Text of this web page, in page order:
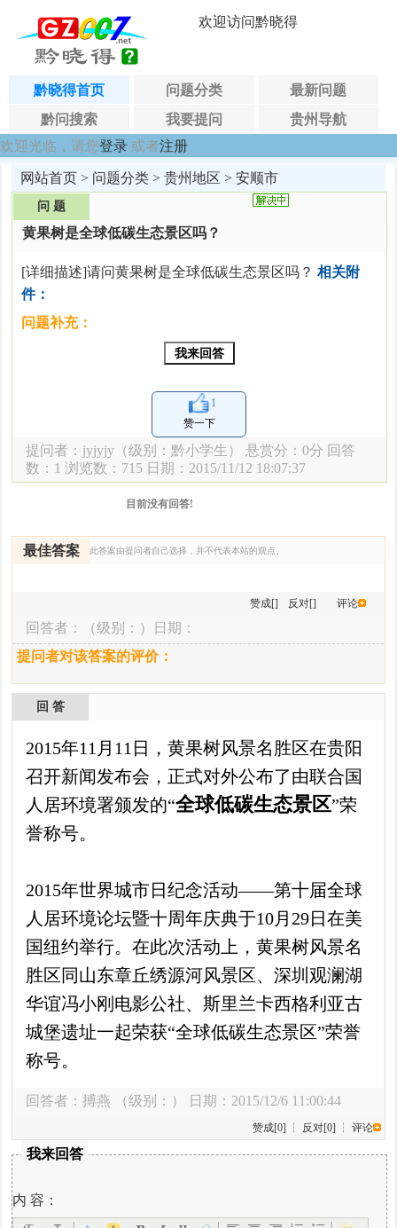
欢迎访问黔晓得
黔晓得首页 问题分类
最新问题
黔问搜索
我要提问
贵州导航
欢迎光临，请您登录 或者注册
网站首页 > 问题分类 >贵州地区 >安顺市
问 题
黄果树是全球低碳生态景区吗？
[详细描述]请问黄果树是全球低碳生态景区吗？ 相关附
件：
问题补充：
1
赞一下
提问者： jyjyjy （级别：黔小学生） 悬赏分：0分 回答
数：1 浏览数： 715 日期：2015/11/12 18:07:37
目前没有回答!
最佳答案 此答案由提问者自己选择，并不代表本站的观点。
赞成[] 反对[] 评论
回答者：
（级别：）日期：
提问者对该答案的评价：
回 答
2015年11月11日，黄果树风景名胜区在贵阳
召开新闻发布会，正式对外公布了由联合国
人居环境署颁发的“全球低碳生态景区”荣
誉称号。
2015年世界城市日纪念活动——第十届全球
人居环境论坛暨十周年庆典于10月29日在美
国纽约举行。在此次活动上，黄果树风景名
胜区同山东章丘绣源河风景区、深圳观澜湖
华谊冯小刚电影公社、斯里兰卡西格利亚古
城堡遗址一起荣获“全球低碳生态景区”荣誉
称号。
回答者：搏燕 （级别：） 日期：2015/12/6 11:00:44
赞成[0] ┆ 反对[0] ┆评论
我来回答
内 容：